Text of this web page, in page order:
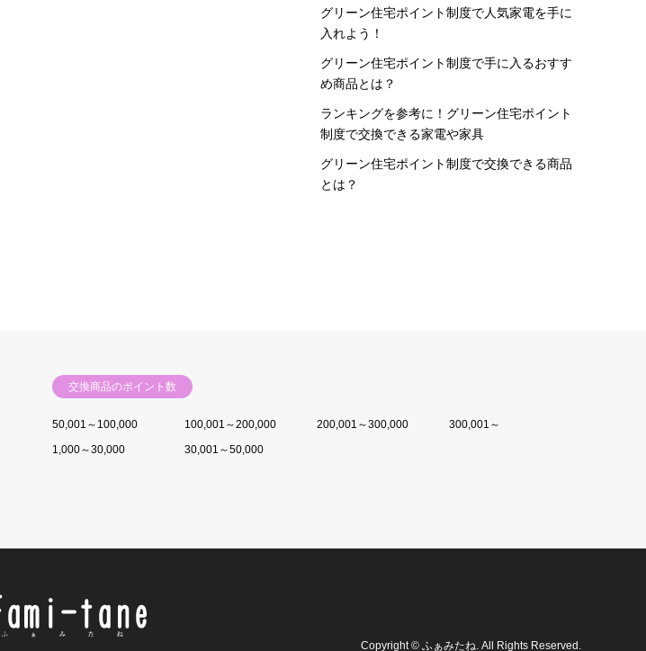
グリーン住宅ポイント制度で人気家電を手に
入れよう！
グリーン住宅ポイント制度で手に入るおすす
め商品とは？
ランキングを参考に！グリーン住宅ポイント
制度で交換できる家電や家具
グリーン住宅ポイント制度で交換できる商品
とは？
交換商品のポイント数
50,001～100,000 100,001～200,000 200,001～300,000
300,001～
1,000～30,000
30,001～50,000
Copyright © ふぁみたね . All Rights Reserved.